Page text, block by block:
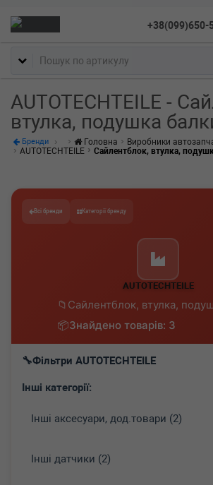
+38(099)650-
AUTOTECHTEILE -
втулка, подушка
Бренди Головна
Виробники
AUTOTECHTEILE
Сайлентблок, втулка,
Всі бренди Категорії бренду
AUTOTECHTEILE
Сайлентблок, втулка,
Знайдено товарів: 3
Фільтри AUTOTECHTEILE
Інші категорії:
Інші аксесуари, дод.товари (2)
Інші датчики (2)